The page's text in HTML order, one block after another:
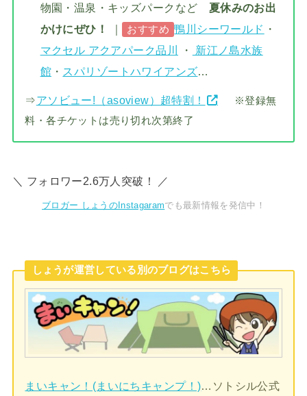
物園・温泉・キッズパークなど 夏休みのお出
かけにぜひ！
おすすめ 鴨川シーワールド ・
マクセル アクアパーク品川
・
新江ノ島水族
館 ・ スパリゾートハワイアンズ…
⇒アソビュー!（asoview）超特割！
※登録無
料・各チケットは売り切れ次第終了
＼ フォロワー2.6万人突破！ ／
ブロガー しょうのInstagaramでも最新情報を発信中！
しょうが運営している別のブログはこちら
まいキャン！(まいにちキャンプ！) …ソトシル公式